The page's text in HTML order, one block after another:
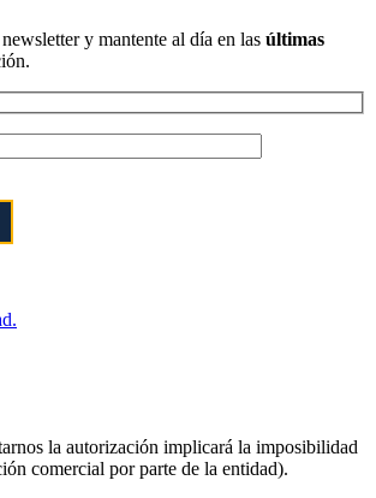
y mantente al día en las últimas
la autorización implicará la imposibilidad
comercial por parte de la entidad).